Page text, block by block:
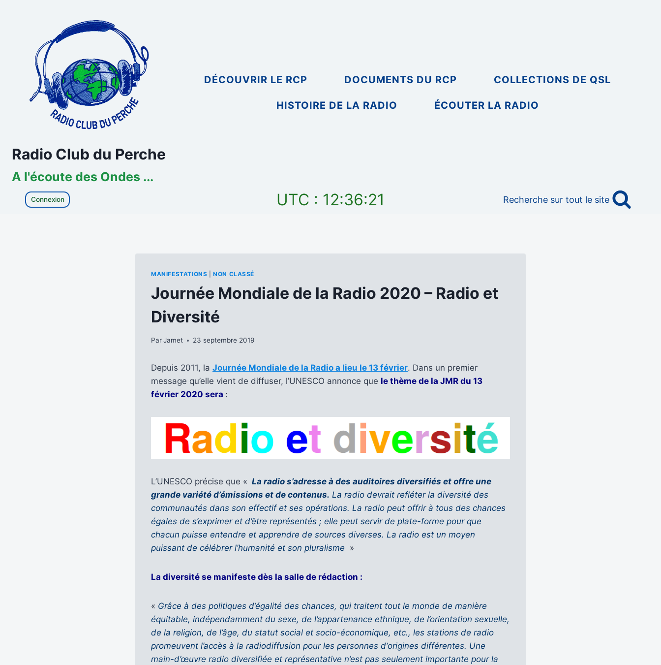
Radio Club du Perche
A l'écoute des Ondes ...
DÉCOUVRIR LE RCP DOCUMENTS DU RCP COLLECTIONS DE QSL
HISTOIRE DE LA RADIO ÉCOUTER LA RADIO
Connexion UTC : 12:36:22 Recherche sur tout le site
MANIFESTATIONS |NON CLASSÉ
Journée Mondiale de la Radio 2020 – Radio et
Diversité
ParJamet 23 septembre 2019
Depuis 2011, la Journée Mondiale de la Radio a lieu le 13 février. Dans un premier
message qu’elle vient de diffuser, l’UNESCO annonce que le thème de la JMR du 13
février 2020 sera :
L’UNESCO précise que « La radio s’adresse à des auditoires diversifiés et offre une
grande variété d’émissions et de contenus. La radio devrait refléter la diversité des
communautés dans son effectif et ses opérations. La radio peut offrir à tous des chances
égales de s’exprimer et d’être représentés ; elle peut servir de plate-forme pour que
chacun puisse entendre et apprendre de sources diverses. La radio est un moyen
puissant de célébrer l’humanité et son pluralisme »
La diversité se manifeste dès la salle de rédaction :
« Grâce à des politiques d’égalité des chances, qui traitent tout le monde de manière
équitable, indépendamment du sexe, de l’appartenance ethnique, de l’orientation sexuelle,
de la religion, de l’âge, du statut social et socio-économique, etc., les stations de radio
promeuvent l’accès à la radiodiffusion pour les personnes d‘origines différentes. Une
main-d’œuvre radio diversifiée et représentative n’est pas seulement importante pour la